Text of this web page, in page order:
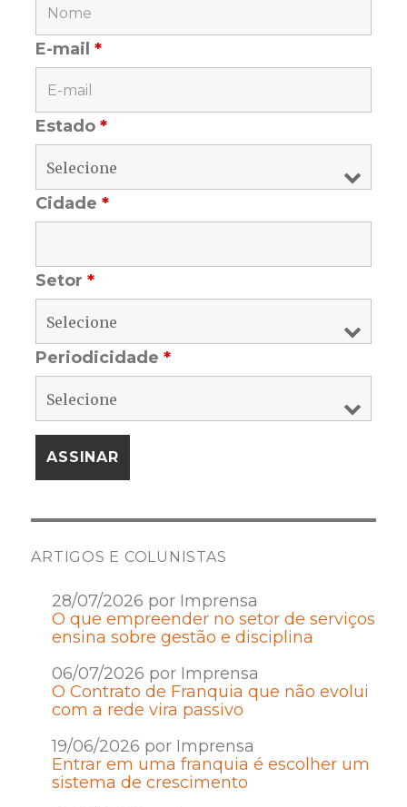
E-mail*
Estado*
Cidade*
Setor*
Periodicidade*
ARTIGOS E COLUNISTAS
28/07/2026 por Imprensa
O que empreender no setor de serviços
ensina sobre gestão e disciplina
06/07/2026 por Imprensa
O Contrato de Franquia que não evolui
com a rede vira passivo
19/06/2026 por Imprensa
Entrar em uma franquia é escolher um
sistema de crescimento